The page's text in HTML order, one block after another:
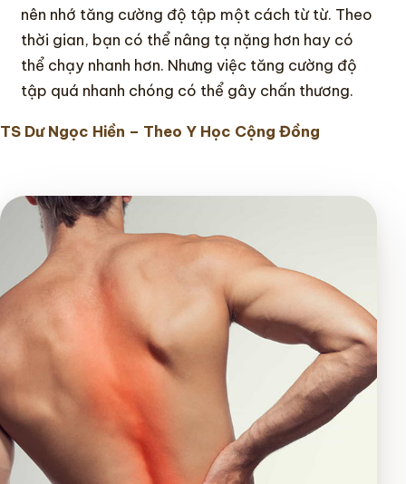
nên nhớ tăng cường độ tập một cách từ từ. Theo
thời gian, bạn có thể nâng tạ nặng hơn hay có
thể chạy nhanh hơn. Nhưng việc tăng cường độ
tập quá nhanh chóng có thể gây chấn thương.
TS Dư Ngọc Hiền – Theo Y Học Cộng Đồng